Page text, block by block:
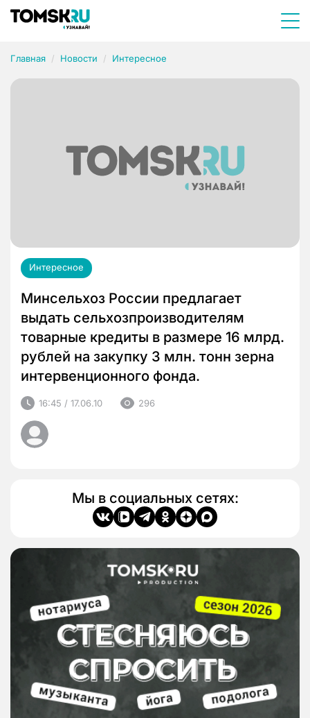
Главная Новости Интересное
Интересное
Минсельхоз России предлагает
выдать сельхозпроизводителям
товарные кредиты в размере 16 млрд.
рублей на закупку 3 млн. тонн зерна
интервенционного фонда.
16:45 / 17.06.10 296
Мы в социальных сетях: